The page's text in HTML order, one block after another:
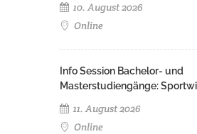
10. August 2026
Online
Info Session Bachelor- und
Masterstudiengänge:
11. August 2026
Online